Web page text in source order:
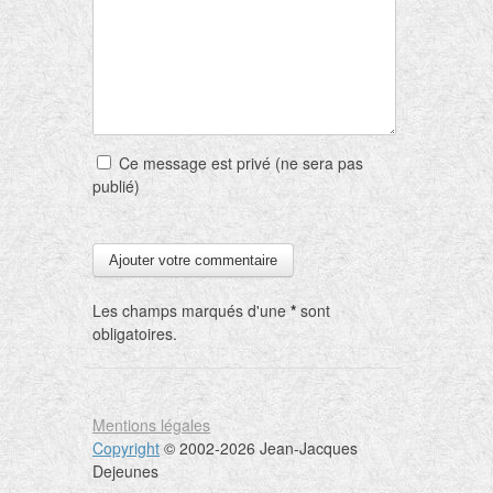
Ce message est privé (ne sera pas
publié)
Les champs marqués d'une * sont
obligatoires.
Mentions légales
Copyright © 2002-2026 Jean-Jacques
Dejeunes